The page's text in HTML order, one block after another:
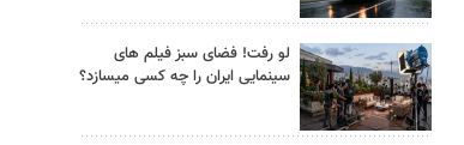
لو رفت! فضای سبز فیلم های
سینمایی ایران را چه کسی میسازد؟